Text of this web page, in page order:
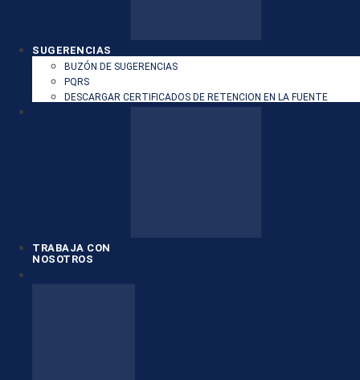
SUGERENCIAS
BUZÓN DE SUGERENCIAS
PQRS
DESCARGAR CERTIFICADOS DE RETENCION EN LA FUENTE
TRABAJA CON
NOSOTROS